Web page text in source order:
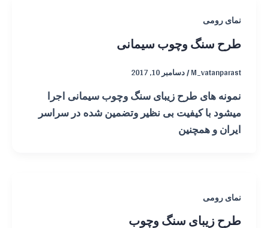
نمای رومی
طرح سنگ وچوب سیمانی
M_vatanparast
/دسامبر 10, 2017
نمونه های طرح زیبای سنگ وچوب سیمانی اجرا
میشود با کیفیت بی نظیر وتضمین شده در سراسر
ایران و همچنین
نمای رومی
طرح زیبای سنگ وچوب